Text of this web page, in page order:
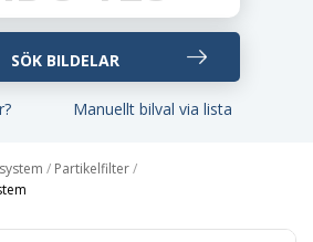
Manuellt bilval via lista
/ Partikelfilter/